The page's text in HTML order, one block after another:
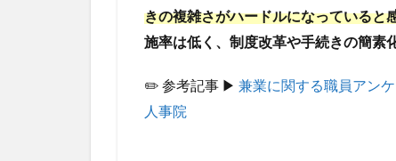
GLOBIS
学び放
題
8.3
3.
AI×web
ライティ
きの複雑さがハードルになっていると
施率は低く、制度改革や手続きの簡素
✏️ 参考記事 ▶︎ 兼業に関する職員アン
人事院